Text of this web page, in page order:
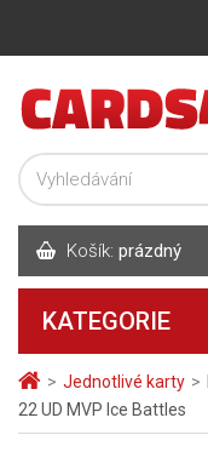
> Jednotlivé karty >
22 UD MVP Ice Battles
Košík: prázdný
KATEGORIE